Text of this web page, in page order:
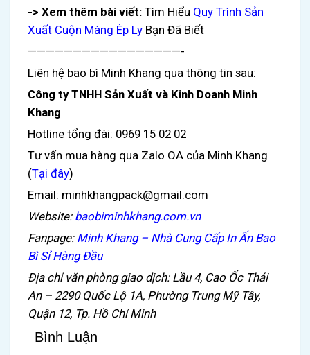
-> Xem thêm bài viết: Tìm Hiểu Quy Trình Sản
Xuất Cuộn Màng Ép Ly Bạn Đã Biết
—————————————————-
Liên hệ bao bì Minh Khang qua thông tin sau:
Công ty TNHH Sản Xuất và Kinh Doanh Minh
Khang
Hotline tổng đài: 0969 15 02 02
Tư vấn mua hàng qua Zalo OA của Minh Khang
(Tại đây)
Email: minhkhangpack@gmail.com
Website: baobiminhkhang.com.vn
Fanpage: Minh Khang – Nhà Cung Cấp In Ấn Bao
Bì Sỉ Hàng Đầu
Địa chỉ văn phòng giao dịch: Lầu 4, Cao Ốc Thái
An – 2290 Quốc Lộ 1A, Phường Trung Mỹ Tây,
Quận 12, Tp. Hồ Chí Minh
Bình Luận